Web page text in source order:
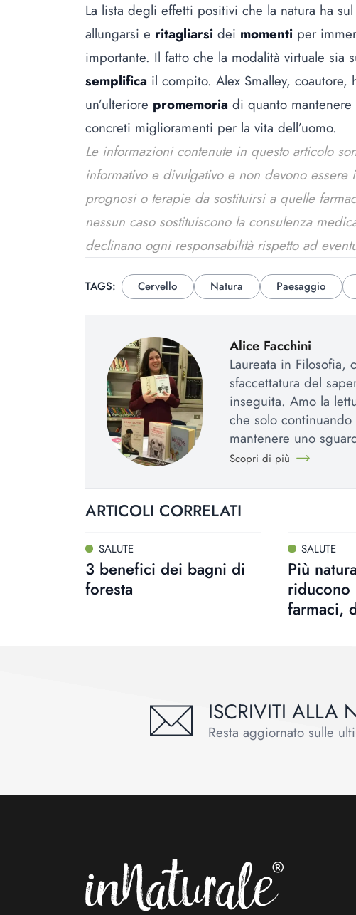
La lista degli effetti positivi che la natura ha
allungarsi e ritagliarsi dei momenti per
importante. Il fatto che la modalità virtuale sia
semplifica il compito. Alex Smalley,
un’ulteriore promemoria di quanto mantenere
concreti miglioramenti per la vita dell’uomo.
Le informazioni contenute in questo articolo
informativo e divulgativo e non devono
prognosi o terapie da sostituirsi a quelle
nessun caso sostituiscono la consulenza
declinano ogni responsabilità rispetto ad
TAGS: Cervello Natura Paesaggio
Alice Facchini
Laureata in Filosofia,
sfaccettatura del
inseguita. Amo la
che solo
mantenere uno
Scopri di più
ARTICOLI CORRELATI
SALUTE
3 benefici dei bagni di
foresta
SALUTE
Più
riducono
farmaci,
ISCRIVITI ALLA
Resta aggiornato sulle